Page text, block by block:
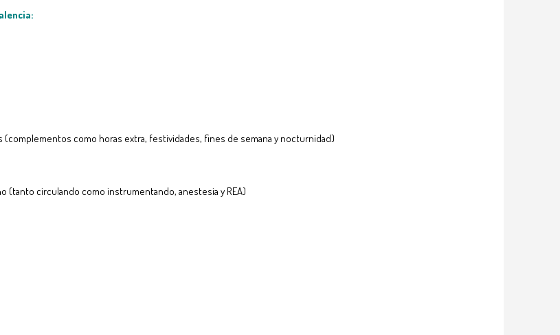
:
(complementos como horas extra, festividades, fines de semana y nocturnidad)
(tanto circulando como instrumentando, anestesia y REA)